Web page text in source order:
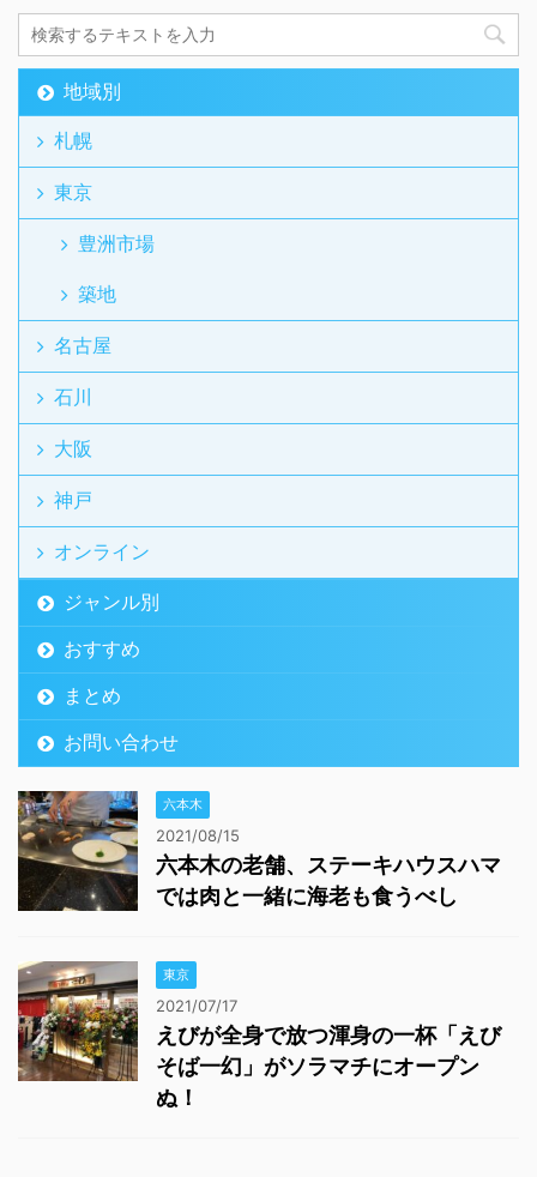
地域別
札幌
東京
豊洲市場
築地
名古屋
石川
大阪
神戸
オンライン
ジャンル別
おすすめ
まとめ
お問い合わせ
六本木
2021/08/15
六本木の老舗、ステーキハウスハマ
では肉と一緒に海老も食うべし
東京
2021/07/17
えびが全身で放つ渾身の一杯「えび
そば一幻」がソラマチにオープン
ぬ！